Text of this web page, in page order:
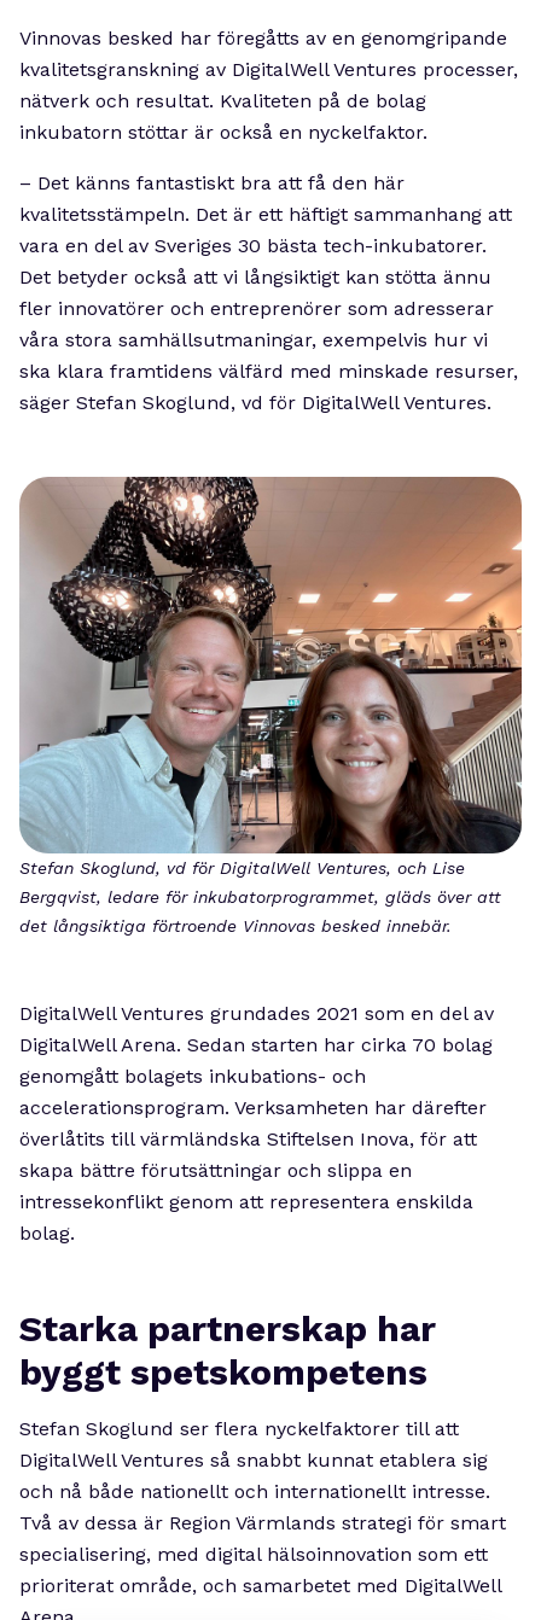
Vinnovas besked har föregåtts av en genomgripande
kvalitetsgranskning av DigitalWell Ventures processer,
nätverk och resultat. Kvaliteten på de bolag
inkubatorn stöttar är också en nyckelfaktor.
– Det känns fantastiskt bra att få den här
kvalitetsstämpeln. Det är ett häftigt sammanhang att
vara en del av Sveriges 30 bästa tech-inkubatorer.
Det betyder också att vi långsiktigt kan stötta ännu
fler innovatörer och entreprenörer som adresserar
våra stora samhällsutmaningar, exempelvis hur vi
ska klara framtidens välfärd med minskade resurser,
säger Stefan Skoglund, vd för DigitalWell Ventures.
Stefan Skoglund, vd för DigitalWell Ventures, och Lise
Bergqvist, ledare för inkubatorprogrammet, gläds över att
det långsiktiga förtroende Vinnovas besked innebär.
DigitalWell Ventures grundades 2021 som en del av
DigitalWell Arena. Sedan starten har cirka 70 bolag
genomgått bolagets inkubations- och
accelerationsprogram. Verksamheten har därefter
överlåtits till värmländska Stiftelsen Inova, för att
skapa bättre förutsättningar och slippa en
intressekonflikt genom att representera enskilda
bolag.
Starka partnerskap har
byggt spetskompetens
Stefan Skoglund ser flera nyckelfaktorer till att
DigitalWell Ventures så snabbt kunnat etablera sig
och nå både nationellt och internationellt intresse.
Två av dessa är Region Värmlands strategi för smart
specialisering, med digital hälsoinnovation som ett
prioriterat område, och samarbetet med DigitalWell